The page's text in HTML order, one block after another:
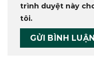
trình duyệt này
tôi.